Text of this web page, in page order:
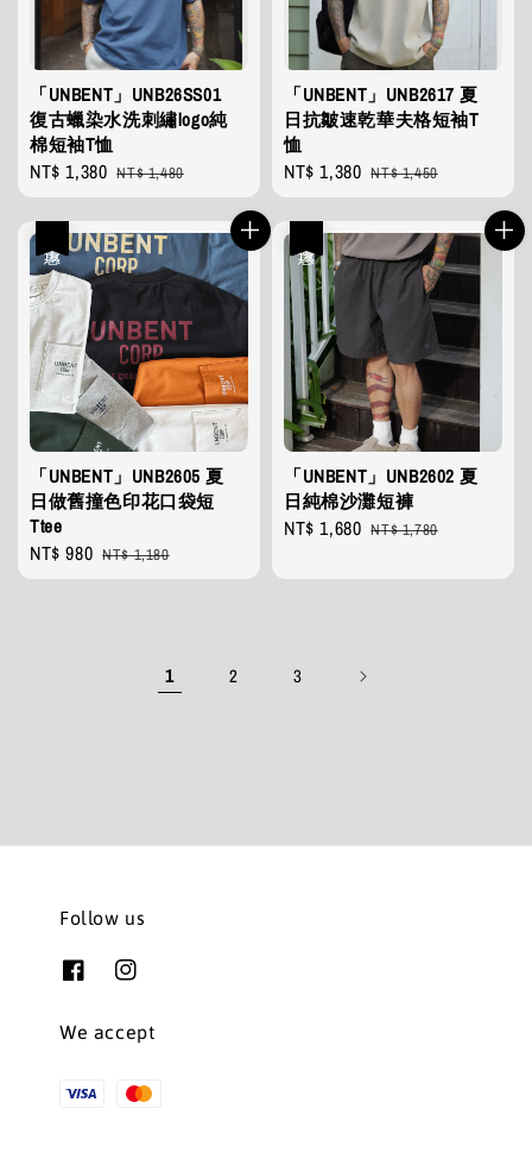
「UNBENT」UNB26SS01
復古蠟染水洗刺繡logo純
棉短袖T恤
Sale
price
NT$ 1,380 Regular
price
NT$ 1,480
「UNBENT」UNB2617 夏
日抗皺速乾華夫格短袖T
恤
Sale
price
NT$ 1,380 Regular
price
NT$ 1,450
「UNBENT」UNB2605 夏
日做舊撞色印花口袋短
Ttee
Sale
price
NT$ 980 Regular
price
NT$ 1,180
「UNBENT」UNB2602 夏
日純棉沙灘短褲
Sale
NT$ 1,680 Regular
NT$ 1,780
1 2 3
Follow us
We accept